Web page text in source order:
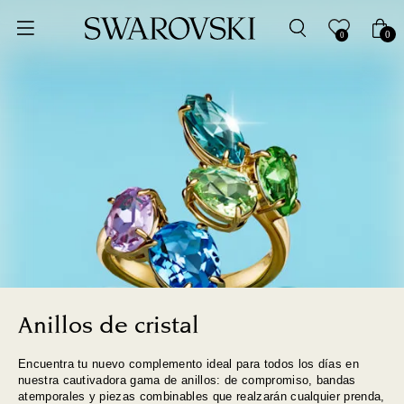
0 0
Anillos de cristal
Encuentra tu nuevo complemento ideal para todos los días en
nuestra cautivadora gama de anillos: de compromiso, bandas
atemporales y piezas combinables que realzarán cualquier prenda,
Ordenar por
Fecha de lanzamiento
Mejor descuento